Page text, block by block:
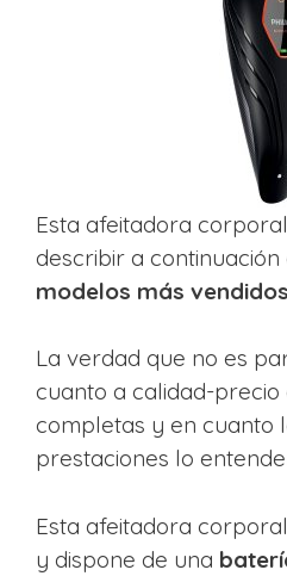
Esta afeitadora
describir a continuación
modelos más vendidos
La verdad que no es
cuanto a calidad-precio
completas y en cuanto
prestaciones lo
Esta afeitadora corporal
y dispone de una